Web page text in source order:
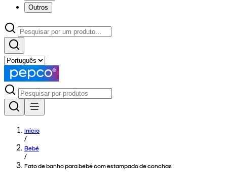
Outros
Início
/
Bebé
/
Fato de banho para bebé com estampado de conchas